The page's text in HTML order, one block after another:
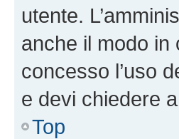
utente.
anche il modo in
concesso l’uso
e devi chiedere
Top